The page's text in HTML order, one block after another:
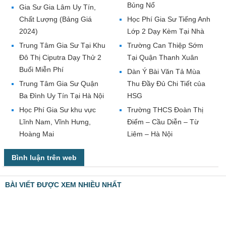
Gia Sư Gia Lâm Uy Tín,
Chất Lượng (Bảng Giá
2024)
Trung Tâm Gia Sư Tại Khu
Đô Thị Ciputra Dạy Thử 2
Buổi Miễn Phí
Trung Tâm Gia Sư Quận
Ba Đình Uy Tín Tại Hà Nội
Học Phí Gia Sư khu vực
Lĩnh Nam, Vĩnh Hưng,
Hoàng Mai
Bủng Nổ
Học Phí Gia Sư Tiếng Anh
Lớp 2 Dạy Kèm Tại Nhà
Trường Can Thiệp Sớm
Tại Quận Thanh Xuân
Dàn Ý Bài Văn Tả Mùa
Thu Đầy Đủ Chi Tiết của
HSG
Trường THCS Đoàn Thị
Điểm – Cầu Diễn – Từ
Liêm – Hà Nội
Bình luận trên web
BÀI VIẾT ĐƯỢC XEM NHIỀU NHẤT